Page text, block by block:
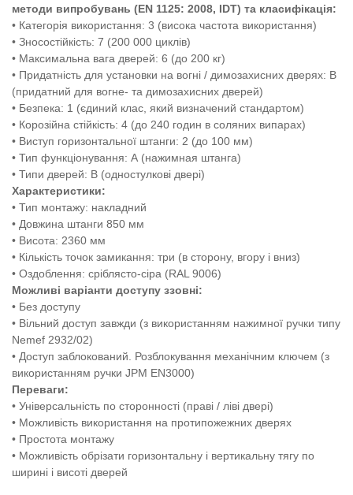
методи випробувань (EN 1125: 2008, IDT) та класифікація:
• Категорія використання: 3 (висока частота використання)
• Зносостійкість: 7 (200 000 циклів)
• Максимальна вага дверей: 6 (до 200 кг)
• Придатність для установки на вогні / димозахисних дверях: В
(придатний для вогне- та димозахисних дверей)
• Безпека: 1 (єдиний клас, який визначений стандартом)
• Корозійна стійкість: 4 (до 240 годин в соляних випарах)
• Виступ горизонтальної штанги: 2 (до 100 мм)
• Тип функціонування: А (нажимная штанга)
• Типи дверей: B (одностулкові двері)
Характеристики:
• Тип монтажу: накладний
• Довжина штанги 850 мм
• Висота: 2360 мм
• Кількість точок замикання: три (в сторону, вгору і вниз)
• Оздоблення: сріблясто-сіра (RAL 9006)
Можливі варіанти доступу ззовні:
• Без доступу
• Вільний доступ завжди (з використанням нажимної ручки типу
Nemef 2932/02)
• Доступ заблокований. Розблокування механічним ключем (з
використанням ручки JPM EN3000)
Переваги:
• Універсальність по сторонності (праві / ліві двері)
• Можливість використання на протипожежних дверях
• Простота монтажу
• Можливість обрізати горизонтальну і вертикальну тягу по
ширині і висоті дверей